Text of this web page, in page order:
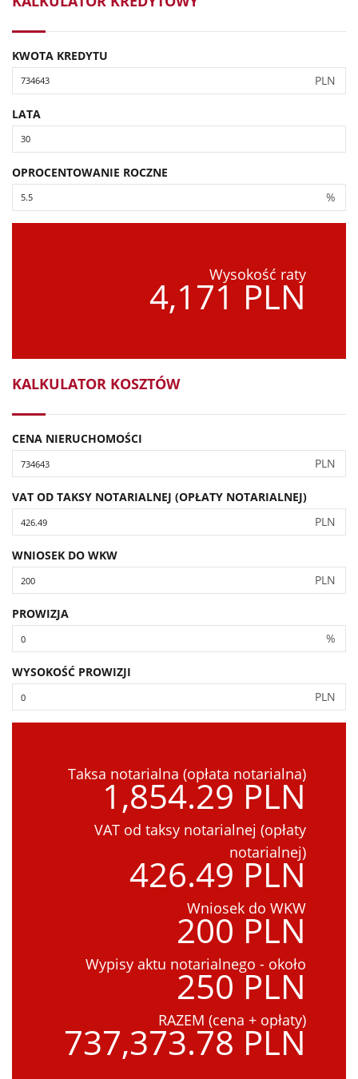
KWOTA KREDYTU
PLN
LATA
OPROCENTOWANIE ROCZNE
%
Wysokość raty
4,171 PLN
KALKULATOR KOSZTÓW
CENA NIERUCHOMOŚCI
PLN
VAT OD TAKSY NOTARIALNEJ (OPŁATY NOTARIALNEJ)
PLN
WNIOSEK DO WKW
PLN
PROWIZJA
%
WYSOKOŚĆ PROWIZJI
PLN
Taksa notarialna (opłata notarialna)
1,854.29 PLN
VAT od taksy notarialnej (opłaty
notarialnej)
426.49 PLN
Wniosek do WKW
200 PLN
Wypisy aktu notarialnego - około
250 PLN
RAZEM (cena + opłaty)
737,373.78 PLN